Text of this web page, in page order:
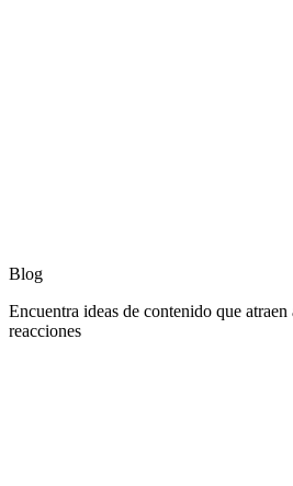
Blog
Encuentra ideas de contenido que
reacciones